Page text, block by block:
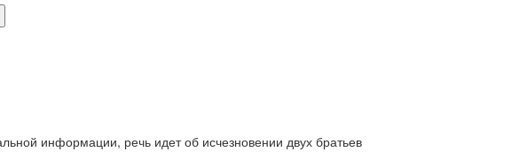
информации, речь идет об исчезновении двух братьев